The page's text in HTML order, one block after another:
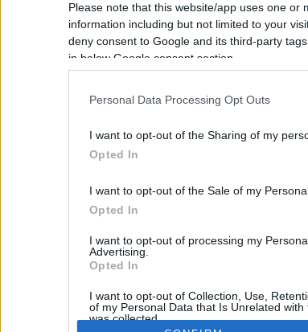
Please note that this website/app uses one
information including but not limited to your
deny consent to Google and its third-party
in below Google consent section.
Personal Data Processing Opt Outs
I want to opt-out of the Sharing of my
Opted In
I want to opt-out of the Sale of my
Opted In
I want to opt-out of processing my
Advertising.
Opted In
I want to opt-out of Collection, Use,
of my Personal Data that Is Unrelated
was collected.